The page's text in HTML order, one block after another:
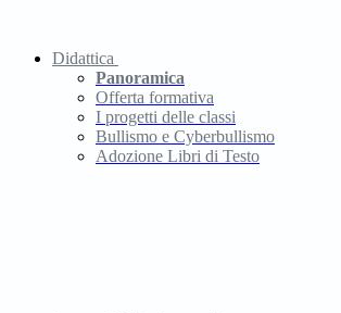
Didattica
Panoramica
Offerta formativa
I progetti delle classi
Bullismo e Cyberbullismo
Adozione Libri di Testo